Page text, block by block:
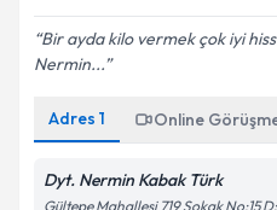
Bir ayda kilo vermek çok iyi
Nermin...
Adres 1 Online
Dyt. Nermin Kabak Türk
Gültepe Mahallesi 719 Sokak No:15